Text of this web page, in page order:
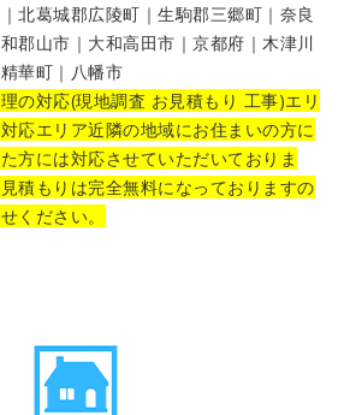
北葛城郡広陵町｜生駒郡三郷町｜奈良
郡山市｜大和高田市｜京都府｜木津川
華町｜八幡市
の対応(現地調査 お見積もり 工事)エリ
応エリア近隣の地域にお住まいの方に
方には対応させていただいておりま
積もりは完全無料になっておりますの
ください。